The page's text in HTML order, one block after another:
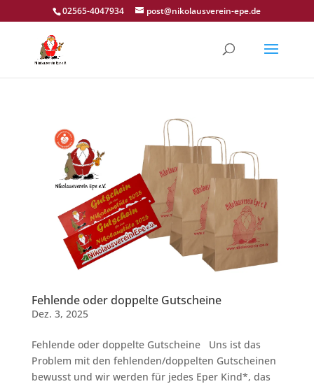
02565-4047934 post@nikolausverein-epe.de
Fehlende oder doppelte Gutscheine
Dez. 3, 2025
Fehlende oder doppelte Gutscheine Uns ist das
Problem mit den fehlenden/doppelten Gutscheinen
bewusst und wir werden für jedes Eper Kind*, das